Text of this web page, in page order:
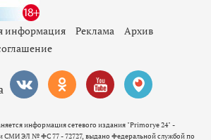
информация Реклама
Архив
информация сетевого издания "Primorye 24" -
СМИ ЭЛ № ФС 77 - 72727, выдано Федеральной службой по